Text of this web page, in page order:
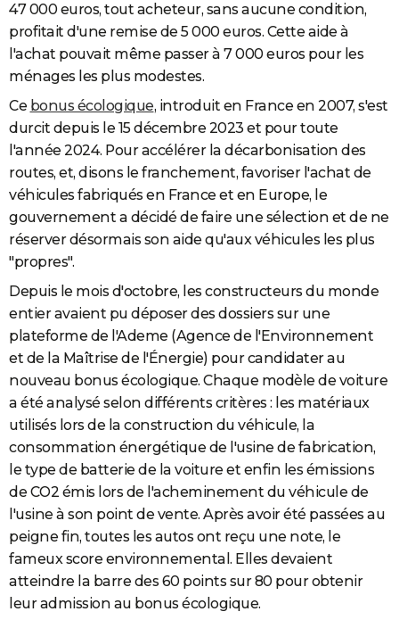
47 000 euros, tout acheteur, sans aucune condition,
profitait d'une remise de 5 000 euros. Cette aide à
l'achat pouvait même passer à 7 000 euros pour les
ménages les plus modestes.
Ce bonus écologique, introduit en France en 2007, s'est
durcit depuis le 15 décembre 2023 et pour toute
l'année 2024. Pour accélérer la décarbonisation des
routes, et, disons le franchement, favoriser l'achat de
véhicules fabriqués en France et en Europe, le
gouvernement a décidé de faire une sélection et de ne
réserver désormais son aide qu'aux véhicules les plus
"propres".
Depuis le mois d'octobre, les constructeurs du monde
entier avaient pu déposer des dossiers sur une
plateforme de l'Ademe (Agence de l'Environnement
et de la Maîtrise de l'Énergie) pour candidater au
nouveau bonus écologique. Chaque modèle de voiture
a été analysé selon différents critères : les matériaux
utilisés lors de la construction du véhicule, la
consommation énergétique de l'usine de fabrication,
le type de batterie de la voiture et enfin les émissions
de CO2 émis lors de l'acheminement du véhicule de
l'usine à son point de vente. Après avoir été passées au
peigne fin, toutes les autos ont reçu une note, le
fameux score environnemental. Elles devaient
atteindre la barre des 60 points sur 80 pour obtenir
leur admission au bonus écologique.